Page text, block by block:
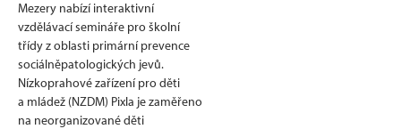
Mezery nabízí interaktivní
vzdělávací semináře pro školní
třídy z oblasti primární prevence
sociálněpatologických jevů.
Nízkoprahové zařízení pro děti
a mládež (NZDM) Pixla je zaměřeno
na neorganizované děti